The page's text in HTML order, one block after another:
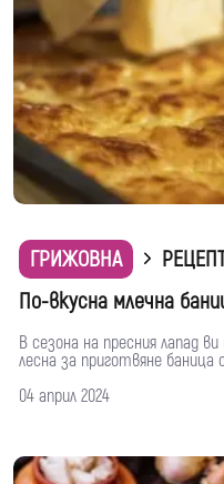
ГРИЖОВНА
По-вкусна млечна
В сезона на пресния лапад
лесна за приготвяне баница
04 април 2024